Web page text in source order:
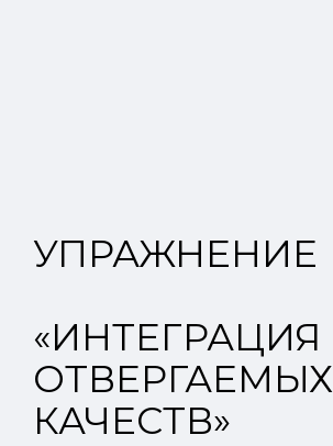
УПРАЖНЕНИЕ
«ИНТЕГРАЦИЯ
ОТВЕРГАЕМЫХ
КАЧЕСТВ»